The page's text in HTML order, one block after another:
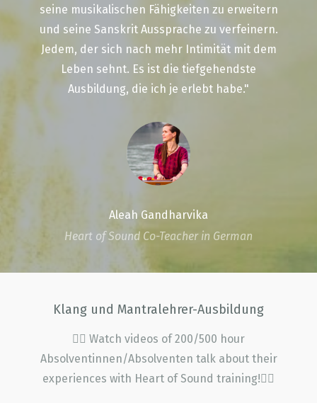
seine musikalischen Fähigkeiten zu erweitern
und seine Sanskrit Aussprache zu verfeinern.
Jedem, der sich nach mehr Intimität mit dem
Leben sehnt. Es ist die tiefgehendste
Ausbildung, die ich je erlebt habe."
Aleah Gandharvika
Heart of Sound Co-Teacher in German
Klang und Mantralehrer-Ausbildung
👇🏽 Watch videos of 200/500 hour
Absolventinnen/Absolventen talk about their
experiences with Heart of Sound training!👇🏽